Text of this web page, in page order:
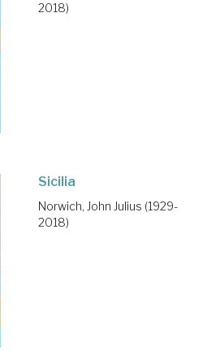
2018)
Sicilia
Norwich, John Julius (1929-
2018)